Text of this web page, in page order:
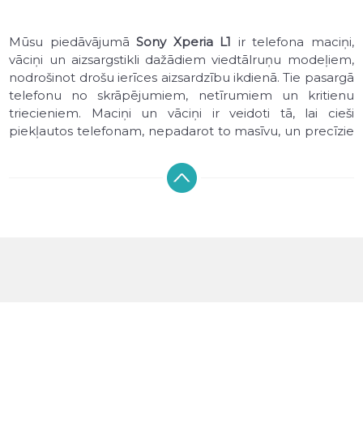
Mūsu piedāvājumāSony Xperia L1 ir telefona maciņi,
vāciņi un aizsargstikli dažādiem viedtālruņu modeļiem,
nodrošinot drošu ierīces aizsardzību ikdienā. Tie pasargā
telefonu no skrāpējumiem, netīrumiem un kritienu
triecieniem. Maciņi un vāciņi ir veidoti tā, lai cieši
piekļautos telefonam, nepadarot to masīvu, un precīzie
skaļruņiem un uzlādes pieslēgvietai, netraucējot ierīces
funkcionalitāti. Sortimentā pieejami maciņi un vāciņi no